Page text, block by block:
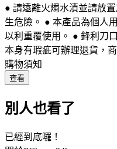
● 請遠離火燭水漬並請放
生危險。 ● 本產品為個人
以利重覆使用。 ● 鋒利刀
本身有瑕疵可辦理退貨，
購物須知
查看
別人也看了
已經到底囉！